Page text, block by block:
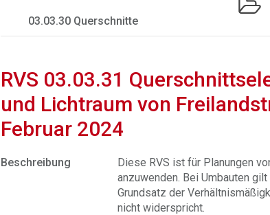
03.03.30 Querschnitte
RVS 03.03.31
und Lichtraum von
Februar 2024
Beschreibung
Diese RVS ist für Planungen
anzuwenden. Bei Umbauten
Grundsatz der
nicht widerspricht.